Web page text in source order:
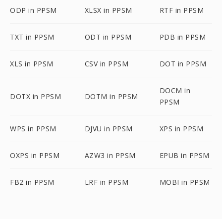
ODP in PPSM XLSX in PPSM RTF in PPSM
TXT in PPSM ODT in PPSM PDB in PPSM
XLS in PPSM CSV in PPSM DOT in PPSM
DOTX in PPSM DOTM in PPSM
DOCM in
PPSM
WPS in PPSM DJVU in PPSM XPS in PPSM
OXPS in PPSM AZW3 in PPSM EPUB in PPSM
FB2 in PPSM LRF in PPSM MOBI in PPSM